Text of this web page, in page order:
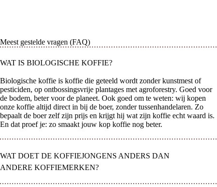
Meest gestelde vragen (FAQ)
WAT IS BIOLOGISCHE KOFFIE?
Biologische koffie is koffie die geteeld wordt zonder kunstmest of
pesticiden, op ontbossingsvrije plantages met agroforestry. Goed voor
de bodem, beter voor de planeet. Ook goed om te weten: wij kopen
onze koffie altijd direct in bij de boer, zonder tussenhandelaren. Zo
bepaalt de boer zelf zijn prijs en krijgt hij wat zijn koffie echt waard is.
En dat proef je: zo smaakt jouw kop koffie nog beter.
WAT DOET DE KOFFIEJONGENS ANDERS DAN
ANDERE KOFFIEMERKEN?